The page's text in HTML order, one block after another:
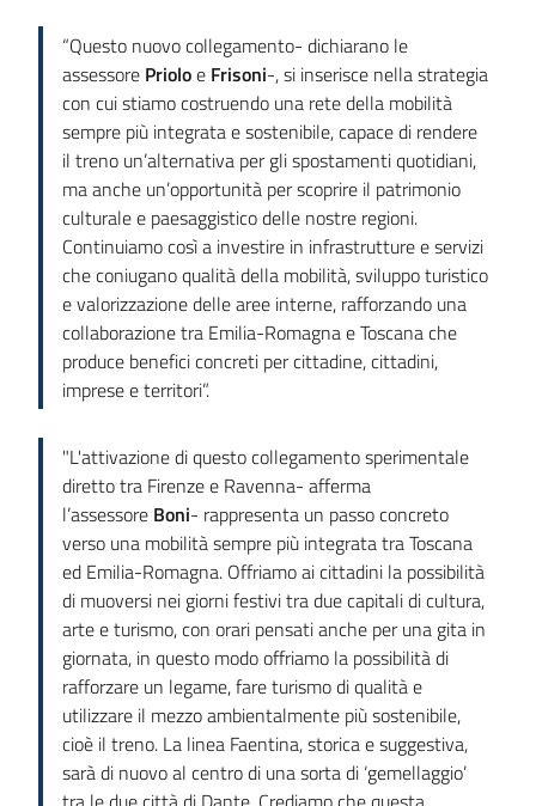
“Questo nuovo collegamento- dichiarano le
assessore Prioloe Frisoni-, si inserisce nella strategia
con cui stiamo costruendo una rete della mobilità
sempre più integrata e sostenibile, capace di rendere
il treno un’alternativa per gli spostamenti quotidiani,
ma anche un’opportunità per scoprire il patrimonio
culturale e paesaggistico delle nostre regioni.
Continuiamo così a investire in infrastrutture e servizi
che coniugano qualità della mobilità, sviluppo turistico
e valorizzazione delle aree interne, rafforzando una
collaborazione tra Emilia-Romagna e Toscana che
produce benefici concreti per cittadine, cittadini,
imprese e territori”.
"L'attivazione di questo collegamento sperimentale
diretto tra Firenze e Ravenna- afferma
l’assessore Boni- rappresenta un passo concreto
verso una mobilità sempre più integrata tra Toscana
ed Emilia-Romagna. Offriamo ai cittadini la possibilità
di muoversi nei giorni festivi tra due capitali di cultura,
arte e turismo, con orari pensati anche per una gita in
giornata, in questo modo offriamo la possibilità di
rafforzare un legame, fare turismo di qualità e
utilizzare il mezzo ambientalmente più sostenibile,
cioè il treno. La linea Faentina, storica e suggestiva,
sarà di nuovo al centro di una sorta di ‘gemellaggio’